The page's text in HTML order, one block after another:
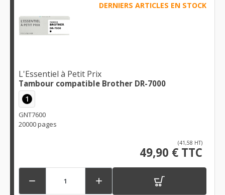
DERNIERS ARTICLES EN STOCK
L'Essentiel à Petit Prix
Tambour compatible Brother DR-7000
1
GNT7600
20000 pages
(41,58 HT)
49,90 € TTC
 